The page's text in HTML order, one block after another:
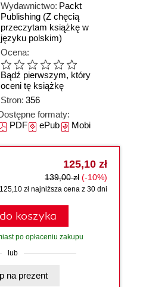
Wydawnictwo: Packt
Publishing (Z chęcią
przeczytam książkę w
języku polskim)
Ocena:
Bądź pierwszym, który
oceni tę książkę
Stron: 356
formaty:
ePubMobi
125,10 zł
139,00 zł (-10%)
125,10 zł najniższa cena z 30 dni
koszyka
po opłaceniu zakupu
lub
Kup na prezent